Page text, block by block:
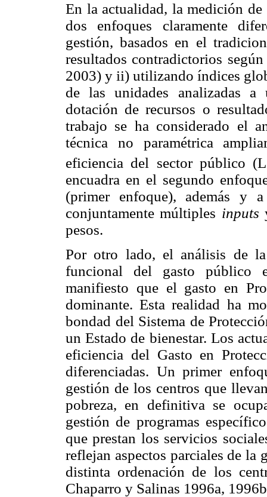
En la actualidad, la medición
dos enfoques claramente
gestión, basados en el
resultados contradictorios
2003) y ii) utilizando índices
de las unidades analizadas
dotación de recursos o
trabajo se ha considerado el
técnica no paramétrica
eficiencia del sector público
encuadra en el segundo
(primer enfoque), además y
conjuntamente múltiples inputs
pesos.
Por otro lado, el análisis de
funcional del gasto público
manifiesto que el gasto en
dominante. Esta realidad ha
bondad del Sistema de
un Estado de bienestar. Los
eficiencia del Gasto en
diferenciadas. Un primer
gestión de los centros que
pobreza, en definitiva se
gestión de programas
que prestan los servicios
reflejan aspectos parciales de la
distinta ordenación de los
Chaparro y Salinas 1996a,